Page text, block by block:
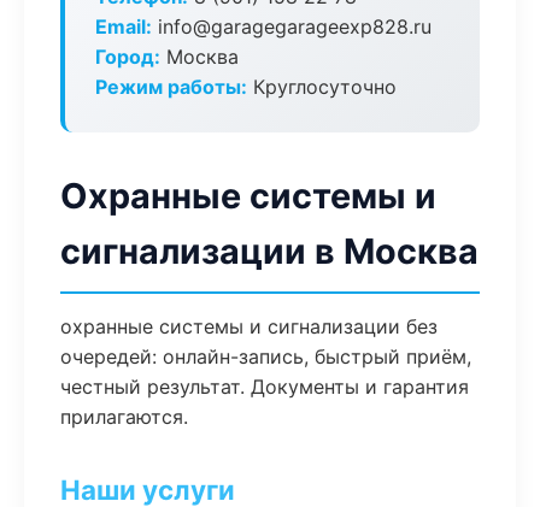
Email: info@garagegarageexp828.ru
Город: Москва
Режим работы: Круглосуточно
Охранные системы и
сигнализации в Москва
охранные системы и сигнализации без
очередей: онлайн-запись, быстрый приём,
честный результат. Документы и гарантия
прилагаются.
Наши услуги